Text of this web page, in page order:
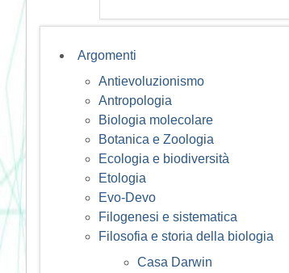
Argomenti
Antievoluzionismo
Antropologia
Biologia molecolare
Botanica e Zoologia
Ecologia e biodiversità
Etologia
Evo-Devo
Filogenesi e sistematica
Filosofia e storia della biologia
Casa Darwin